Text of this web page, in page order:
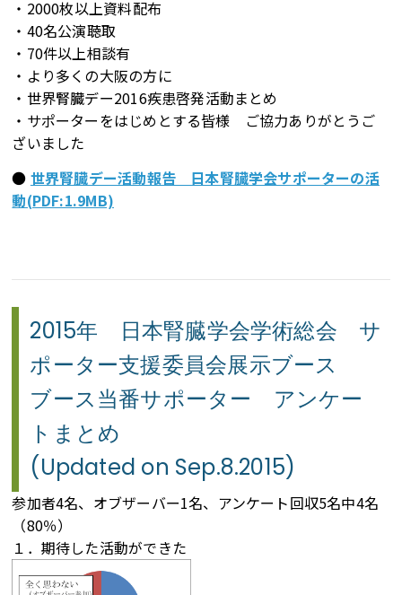
・2000枚以上資料配布
・40名公演聴取
・70件以上相談有
・より多くの大阪の方に
・世界腎臓デー2016疾患啓発活動まとめ
・サポーターをはじめとする皆様 ご協力ありがとうご
ざいました
● 世界腎臓デー活動報告 日本腎臓学会サポーターの活
動(PDF:1.9MB)
2015年 日本腎臓学会学術総会 サ
ポーター支援委員会展示ブース
ブース当番サポーター アンケー
トまとめ
(Updated on Sep.8.2015)
参加者4名、オブザーバー1名、アンケート回収5名中4名
（80％）
１．期待した活動ができた